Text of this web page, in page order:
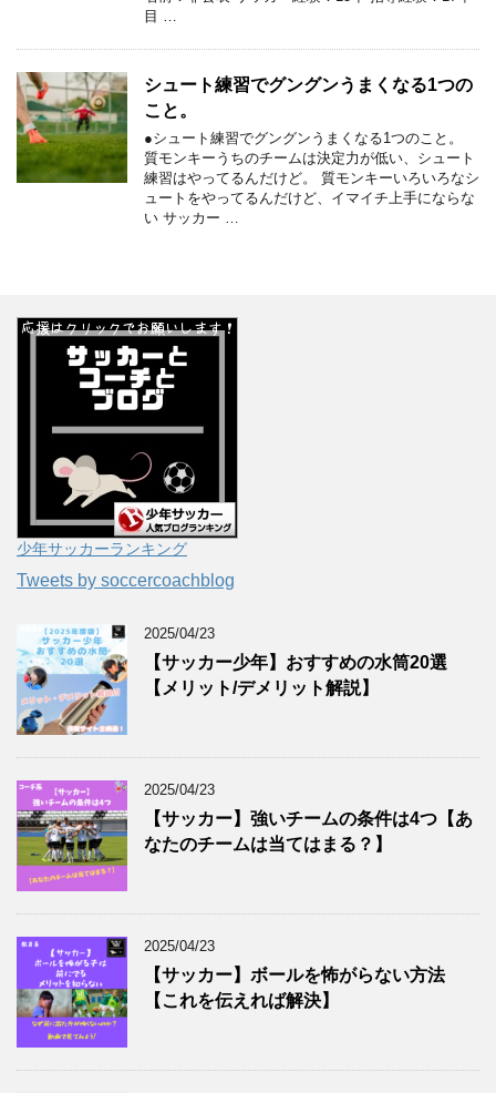
目 …
シュート練習でグングンうまくなる1つの
こと。
●シュート練習でグングンうまくなる1つのこと。
質モンキーうちのチームは決定力が低い、シュート
練習はやってるんだけど。 質モンキーいろいろなシ
ュートをやってるんだけど、イマイチ上手にならな
い サッカー …
少年サッカーランキング
Tweets by soccercoachblog
2025/04/23
【サッカー少年】おすすめの水筒20選
【メリット/デメリット解説】
2025/04/23
【サッカー】強いチームの条件は4つ【あ
なたのチームは当てはまる？】
2025/04/23
【サッカー】ボールを怖がらない方法
【これを伝えれば解決】